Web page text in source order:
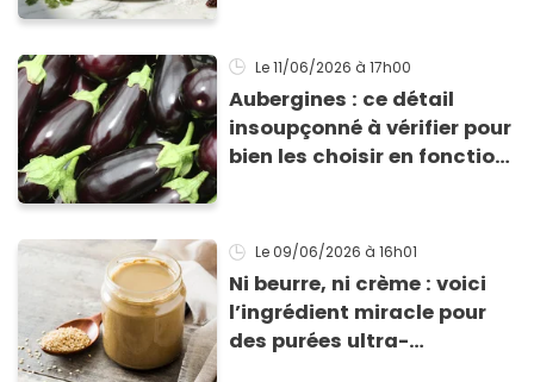
Le 11/06/2026 à 17h00
Aubergines : ce détail
insoupçonné à vérifier pour
bien les choisir en fonction
Le 09/06/2026 à 16h01
Ni beurre, ni crème : voici
l’ingrédient miracle pour
des purées ultra-